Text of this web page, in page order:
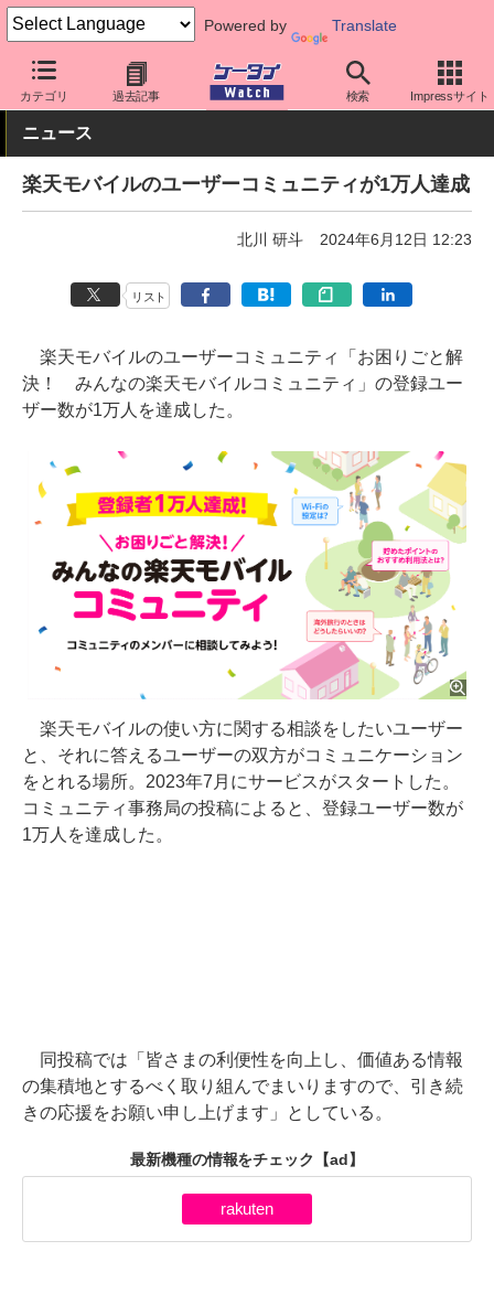
Powered by Translate
カテゴリ 過去記事 検索 Impressサイト
ケータイ Watch キャリア 楽天 サポート
ニュース
楽天モバイルのユーザーコミュニティが1万人達成
北川 研斗 2024年6月12日 12:23
リスト
楽天モバイルのユーザーコミュニティ「お困りごと解
決！ みんなの楽天モバイルコミュニティ」の登録ユー
ザー数が1万人を達成した。
楽天モバイルの使い方に関する相談をしたいユーザー
と、それに答えるユーザーの双方がコミュニケーション
をとれる場所。2023年7月にサービスがスタートした。
コミュニティ事務局の投稿によると、登録ユーザー数が
1万人を達成した。
同投稿では「皆さまの利便性を向上し、価値ある情報
の集積地とするべく取り組んでまいりますので、引き続
きの応援をお願い申し上げます」としている。
最新機種の情報をチェック 【ad】
rakuten